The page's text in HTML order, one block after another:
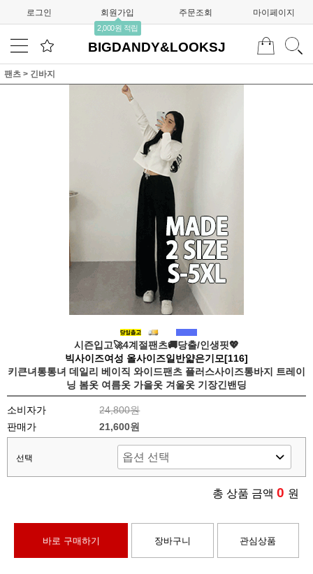
로그인 회원가입
2,000원 적립
주문조회 마이페이지
BIGDANDY&LOOKSJ
팬츠 > 긴바지
시즌입고🚀4계절팬츠🚚당출/인생핏💖
빅사이즈여성 올사이즈일반얇은기모[116]
키큰녀통통녀 데일리 베이직 와이드팬츠 플러스사이즈통바지 트레이
닝 봄옷 여름옷 가을옷 겨울옷 기장긴밴딩
소비자가
24,800원
판매가
21,600원
선택
총 상품 금액 0 원
바로 구매하기 장바구니 관심상품